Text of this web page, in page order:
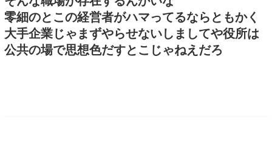
零細のとこの経営者がハマってるならともかく
大手企業じゃまずやらせないしましてや役所は
公共の場で思想色だすとこじゃねえだろ